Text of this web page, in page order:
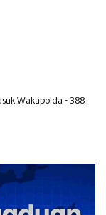
Wakapolda- 388